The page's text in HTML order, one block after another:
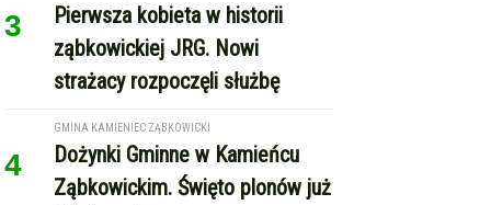
3
Pierwsza kobieta w historii
ząbkowickiej JRG. Nowi
strażacy rozpoczęli służbę
4
GMINA KAMIENIEC ZĄBKOWICKI
Dożynki Gminne w Kamieńcu
Ząbkowickim. Święto plonów już